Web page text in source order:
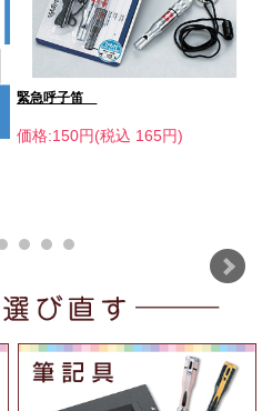
緊急呼子笛
価格:150円(税込 165円)